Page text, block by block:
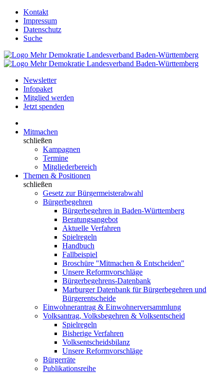
Kontakt
Impressum
Datenschutz
Suche
Newsletter
Infopaket
Mitglied werden
Jetzt spenden
Mitmachen
schließen
Kampagnen
Termine
Mitgliederbereich
Themen & Positionen
schließen
Gesetz zur Bürgermeisterabwahl
Bürgerbegehren
Bürgerbegehren in Baden-Württemberg
Beratungsangebot
Aktuelle Verfahren
Spielregeln
Handbuch
Fallbeispiel
Broschüre "Mitmachen & Entscheiden"
Unsere Reformvorschläge
Bürgerbegehrens-Datenbank
Marburger Datenbank für Bürgerbegehren und
Bürgerentscheide
Einwohnerantrag & Einwohnerversammlung
Volksantrag, Volksbegehren & Volksentscheid
Spielregeln
Bisherige Verfahren
Volksentscheidsbilanz
Unsere Reformvorschläge
Bürgerräte
Publikationsreihe